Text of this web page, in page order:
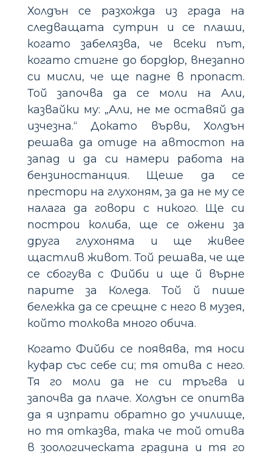
Холдън се разхожда из града на
следващата сутрин и се плаши,
когато забелязва, че всеки път,
когато стигне до бордюр, внезапно
си мисли, че ще падне в пропаст.
Той започва да се моли на Али,
казвайки му: „Али, не ме оставяй да
изчезна.“ Докато върви, Холдън
решава да отиде на автостоп на
запад и да си намери работа на
бензиностанция. Щеше да се
престори на глухоням, за да не му се
налага да говори с никого. Ще си
построи колиба, ще се ожени за
друга глухоняма и ще живее
щастлив живот. Той решава, че ще
се сбогува с Фийби и ще й върне
парите за Коледа. Той й пише
бележка да се срещне с него в музея,
който толкова много обича.
Когато Фийби се появява, тя носи
куфар със себе си; тя отива с него.
Тя го моли да не си тръгва и
започва да плаче. Холдън се опитва
да я изпрати обратно до училище,
но тя отказва, така че той отива
в зоологическата градина и тя го